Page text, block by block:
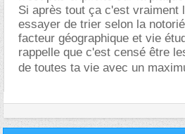
Si après tout ça c'est vraiment
essayer de trier selon la
facteur géographique et vie
rappelle que c'est censé être
de toutes ta vie avec un